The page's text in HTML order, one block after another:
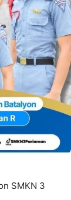
SMKN 3